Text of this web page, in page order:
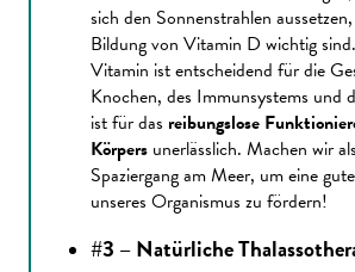
sich den Sonnenstrahlen
Bildung von Vitamin D wichtig
Vitamin ist entscheidend für die
Knochen, des Immunsystems und
ist für das reibungslose
Körpers unerlässlich. Machen wir
Spaziergang am Meer, um eine
unseres Organismus zu fördern!
#3 – Natürliche